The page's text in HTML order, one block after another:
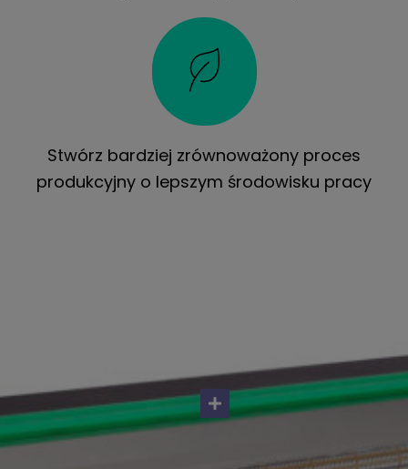
Stwórz bardziej zrównoważony proces
produkcyjny o lepszym środowisku pracy